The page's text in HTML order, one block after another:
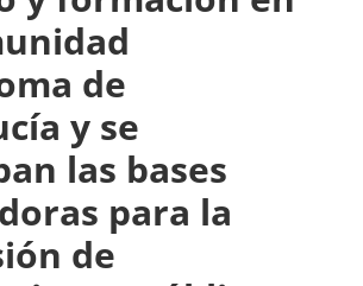
de
y se
las bases
para la
de